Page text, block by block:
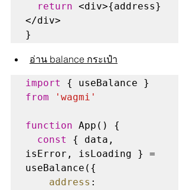
return <div>{address}
</div>
}
อ่าน balance กระเป๋า
import
from
'wagmi'
function App() {
const
{ data,
isError, isLoading } =
useBalance({
address